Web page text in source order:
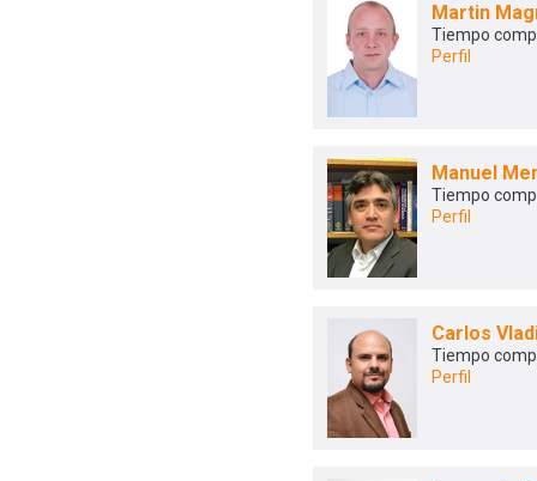
Martin
Tiempo
Perfil
Manuel
Tiempo
Perfil
Carlos
Tiempo
Perfil